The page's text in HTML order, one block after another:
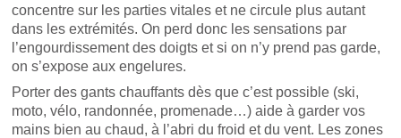
concentre sur les parties vitales et ne circule plus autant
dans les extrémités. On perd donc les sensations par
l’engourdissement des doigts et si on n’y prend pas garde,
on s’expose aux engelures.
Porter des gants chauffants dès que c’est possible (ski,
moto, vélo, randonnée, promenade…) aide à garder vos
mains bien au chaud, à l’abri du froid et du vent. Les zones